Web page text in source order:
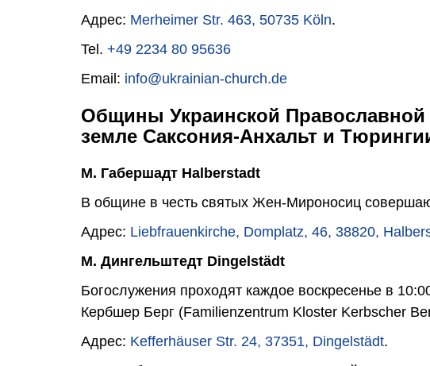
Адрес: Merheimer Str. 463, 50735 Köln.
Tel. +49 2234 80 95636
Email: info@ukrainian-church.de
Общины Украинской
земле Саксония-Анхальт и
М. Габершадт Halberstadt
В общине в честь святых Жен-Мироносиц
Адрес: Liebfrauenkirche, Domplatz, 46, 38820,
М. Дингельштедт Dingelstädt
Богослужения проходят каждое воскресенье в
Кербшер Берг (Familienzentrum Kloster Kerbscher
Адрес: Kefferhäuser Str. 24, 37351, Dingelstädt.